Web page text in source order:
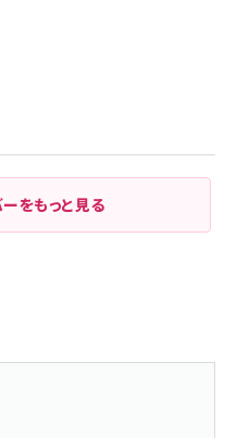
をもっと見る